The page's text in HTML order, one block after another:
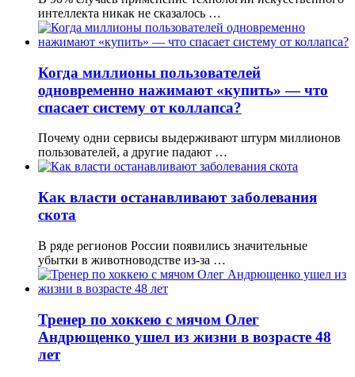
интеллекта никак не сказалось …
Когда миллионы пользователей
одновременно нажимают «купить» — что
спасает систему от коллапса?
Почему одни сервисы выдерживают штурм миллионов
пользователей, а другие падают …
Как власти останавливают заболевания
скота
В ряде регионов России появились значительные
убытки в животноводстве из-за …
Тренер по хоккею с мячом Олег
Андрющенко ушел из жизни в возрасте 48
лет